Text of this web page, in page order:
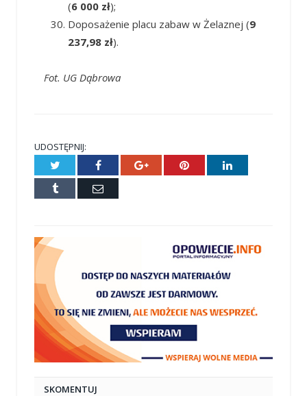
(6 000 zł);
Doposażenie placu zabaw w Żelaznej (9
237,98 zł).
Fot. UG Dąbrowa
UDOSTĘPNIJ:
Twitter Facebook Google+ Pinterest LinkedIn
Tumblr
E-
SKOMENTUJ